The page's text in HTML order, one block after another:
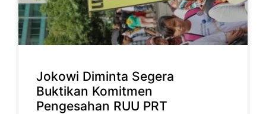
Jokowi Diminta Segera
Buktikan Komitmen
Pengesahan RUU PRT